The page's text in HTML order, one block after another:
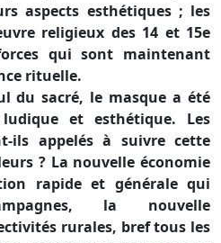
aspects esthétiques ; les
religieux des 14 et 15e
qui sont maintenant
rituelle.
du sacré, le masque a été
et esthétique. Les
ils appelés à suivre cette
? La nouvelle économie
rapide et générale qui
la nouvelle
rurales, bref tous les